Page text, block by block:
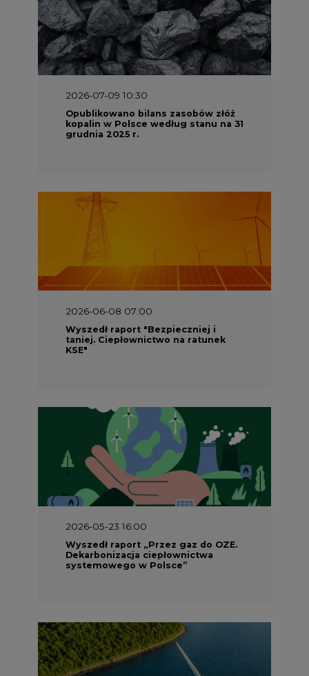
2026-07-09 10:30
Opublikowano bilans zasobów złóż
kopalin w Polsce według stanu na 31
grudnia 2025 r.
2026-06-08 07:00
taniej. Ciepłownictwo na ratunek
KSE"
2026-05-23 16:00
Wyszedł raport „Przez gaz do OZE.
Dekarbonizacja ciepłownictwa
systemowego w Polsce”